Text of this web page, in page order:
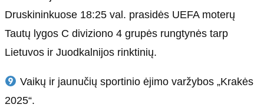
Druskininkuose 18:25 val. prasidės UEFA moterų
Tautų lygos C diviziono 4 grupės rungtynės tarp
Lietuvos ir Juodkalnijos rinktinių.
Vaikų ir jaunučių sportinio ėjimo varžybos „Krakės
2025“.